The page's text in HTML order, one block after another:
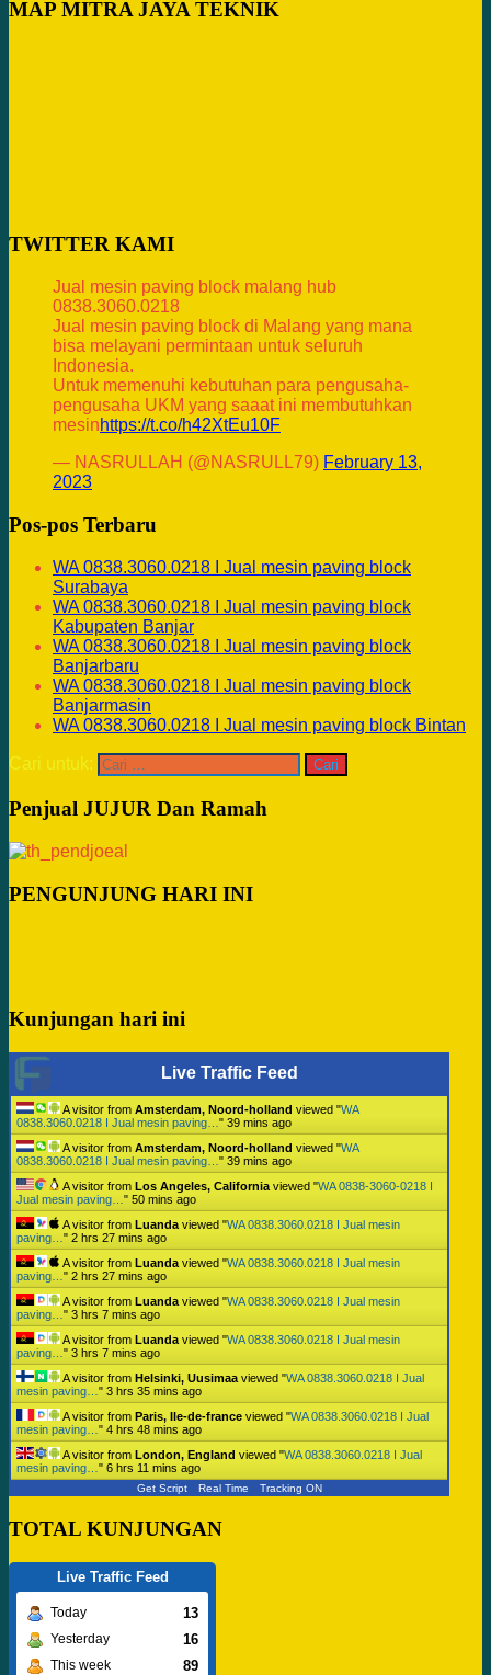
MAP MITRA JAYA TEKNIK
TWITTER KAMI
Jual mesin paving block malang hub
0838.3060.0218
Jual mesin paving block di Malang yang mana
bisa melayani permintaan untuk seluruh
Indonesia.
Untuk memenuhi kebutuhan para pengusaha-
pengusaha UKM yang saaat ini membutuhkan
mesinhttps://t.co/h42XtEu10F
— NASRULLAH (@NASRULL79) February 13,
2023
Pos-pos Terbaru
WA 0838.3060.0218 I Jual mesin paving block
Surabaya
WA 0838.3060.0218 I Jual mesin paving block
Kabupaten Banjar
WA 0838.3060.0218 I Jual mesin paving block
Banjarbaru
WA 0838.3060.0218 I Jual mesin paving block
Banjarmasin
WA 0838.3060.0218 I Jual mesin paving block Bintan
Cari untuk:
Penjual JUJUR Dan Ramah
PENGUNJUNG HARI INI
Kunjungan hari ini
Live Traffic Feed
A visitor from Amsterdam, Noord-holland viewed "WA
0838.3060.0218 I Jual mesin paving… " 39 mins ago
A visitor from Amsterdam, Noord-holland viewed "WA
0838.3060.0218 I Jual mesin paving… " 39 mins ago
A visitor from Los Angeles, California viewed "WA 0838-3060-0218 I
Jual mesin paving… " 50 mins ago
A visitor from Luanda viewed "WA 0838.3060.0218 I Jual mesin
paving… " 2 hrs 27 mins ago
A visitor from Luanda viewed "WA 0838.3060.0218 I Jual mesin
paving… " 2 hrs 27 mins ago
A visitor from Luanda viewed "WA 0838.3060.0218 I Jual mesin
paving… " 3 hrs 7 mins ago
A visitor from Luanda viewed "WA 0838.3060.0218 I Jual mesin
paving… " 3 hrs 7 mins ago
A visitor from Helsinki, Uusimaa viewed "WA 0838.3060.0218 I Jual
mesin paving… " 3 hrs 35 mins ago
A visitor from Paris, Ile-de-france viewed "WA 0838.3060.0218 I Jual
mesin paving… " 4 hrs 48 mins ago
A visitor from London, England viewed "WA 0838.3060.0218 I Jual
mesin paving… " 6 hrs 11 mins ago
Get Script Real Time Tracking ON
TOTAL KUNJUNGAN
Live Traffic Feed
Today 13
Yesterday 16
This week 89